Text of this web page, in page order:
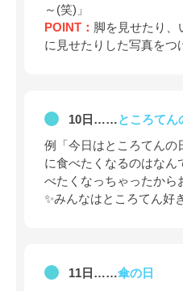
～(笑)」
POINT： 脚を見せたり、
に見せたりした写真をつ
10日……ところてん
例「今日はところてん
に食べたくなるのはなん
べたくなっちゃったから
✨みんなはところてん好
11日……傘の日